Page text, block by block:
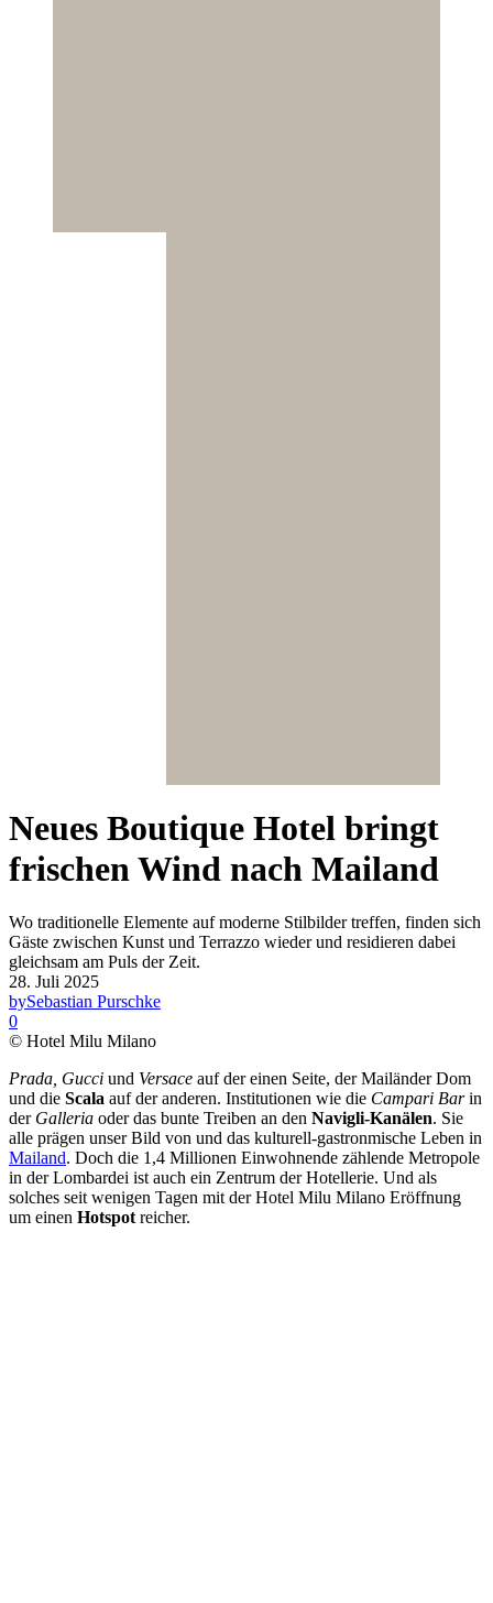
Neues Boutique Hotel bringt
frischen Wind nach Mailand
Wo traditionelle Elemente auf moderne Stilbilder treffen, finden sich
Gäste zwischen Kunst und Terrazzo wieder und residieren dabei
gleichsam am Puls der Zeit.
28. Juli 2025
bySebastian Purschke
0
© Hotel Milu Milano
Prada, Gucci und Versace auf der einen Seite, der Mailänder Dom
und die Scala auf der anderen. Institutionen wie die Campari Barin
der Galleria oder das bunte Treiben an den Navigli-Kanälen. Sie
alle prägen unser Bild von und das kulturell-gastronmische Leben in
Mailand. Doch die 1,4 Millionen Einwohnende zählende Metropole
in der Lombardei ist auch ein Zentrum der Hotellerie. Und als
solches seit wenigen Tagen mit der Hotel Milu Milano Eröffnung
um einen Hotspot reicher.